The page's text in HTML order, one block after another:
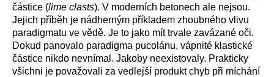
částice (lime clasts). V moderních betonech ale nejsou.
Jejich příběh je nádherným příkladem zhoubného vlivu
paradigmatu ve vědě. Je to jako mít trvale zavázané oči.
Dokud panovalo paradigma pucolánu, vápnité klastické
částice nikdo nevnímal. Jakoby neexistovaly. Prakticky
všichni je považovali za vedlejší produkt chyb při míchání